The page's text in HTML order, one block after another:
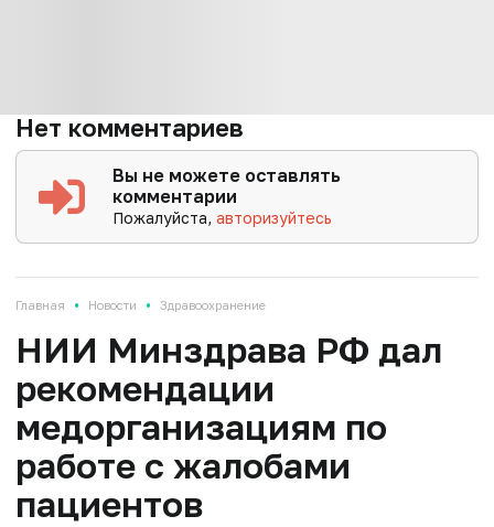
Нет комментариев
Вы не можете оставлять
комментарии
Пожалуйста,авторизуйтесь
Главная • Новости • Здравоохранение
НИИ Минздрава РФ дал
рекомендации
медорганизациям по
работе с жалобами
пациентов